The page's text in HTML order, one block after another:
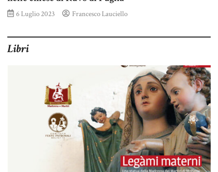
6 Luglio 2023 Francesco Lauciello
Libri